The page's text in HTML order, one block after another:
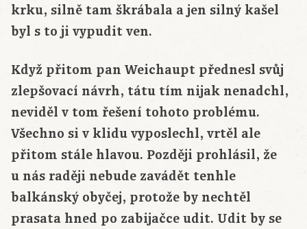
krku, silně tam škrábala a jen silný kašel
byl s to ji vypudit ven.
Když přitom pan Weichaupt přednesl svůj
zlepšovací návrh, tátu tím nijak nenadchl,
neviděl v tom řešení tohoto problému.
Všechno si v klidu vyposlechl, vrtěl ale
přitom stále hlavou. Později prohlásil, že
u nás raději nebude zavádět tenhle
balkánský obyčej, protože by nechtěl
prasata hned po zabijačce udit. Udit by se